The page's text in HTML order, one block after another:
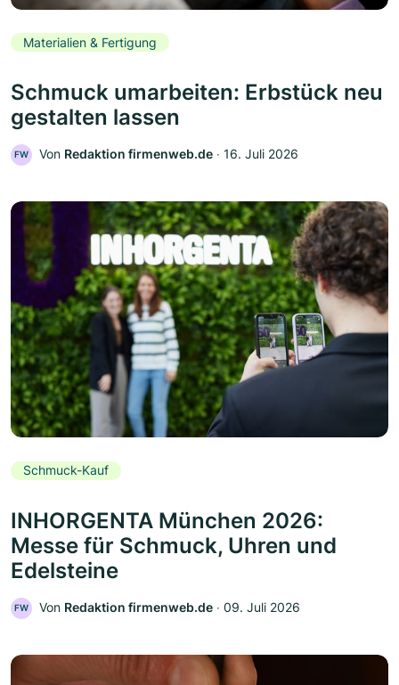
Materialien & Fertigung
Schmuck umarbeiten: Erbstück neu
gestalten lassen
FW Von Redaktion firmenweb.de ‧ 16. Juli 2026
Schmuck-Kauf
INHORGENTA München 2026:
Messe für Schmuck, Uhren und
Edelsteine
FW Von Redaktion firmenweb.de ‧ 09. Juli 2026